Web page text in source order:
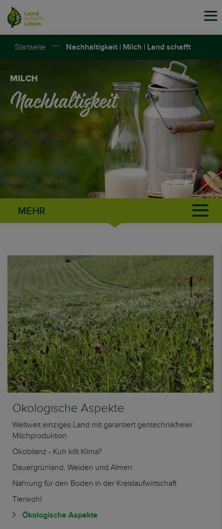
Startseite Nachhaltigkeit | Milch | Land schafft
MILCH
Nachhaltigkeit
MEHR
Ökologische Aspekte
Weltweit einziges Land mit garantiert gentechnikfreier
Milchproduktion
Ökobilanz - Kuh killt Klima?
Dauergrünland, Weiden und Almen
Nahrung für den Boden in der Kreislaufwirtschaft
Tierwohl
Ökologische Aspekte